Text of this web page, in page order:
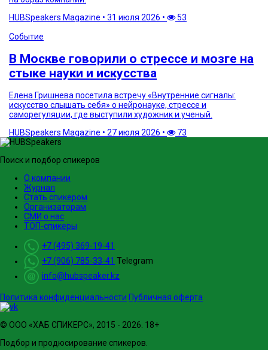
HUBSpeakers Magazine • 31 июля 2026 •
53
Событие
В Москве говорили о стрессе и мозге на
стыке науки и искусства
Елена Гришнева посетила встречу «Внутренние сигналы:
искусство слышать себя» о нейронауке, стрессе и
саморегуляции, где выступили художник и ученый.
HUBSpeakers Magazine • 27 июля 2026 • 73
Поиск и подбор спикеров
О компании
Журнал
Стать спикером
Организаторам
СМИ о нас
ТОП-спикеры
+7 (495) 369-19-41
+7 (906) 785-33-41 Telegram
info@hubspeaker.kz
Политика конфиденциальности Публичная оферта
© ООО «ХАБ СПИКЕРС», 2015 - 2026. 18+
Подбор и продюсирование спикеров.